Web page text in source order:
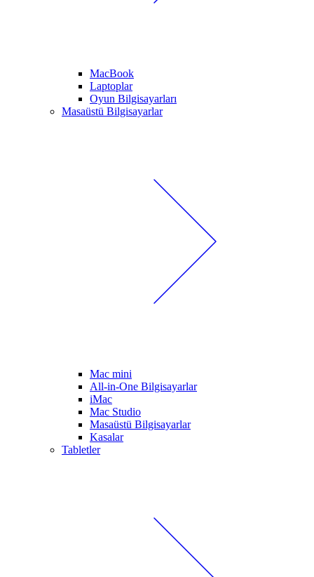
MacBook
Laptoplar
Oyun Bilgisayarları
Masaüstü Bilgisayarlar
Mac mini
All-in-One Bilgisayarlar
iMac
Mac Studio
Masaüstü Bilgisayarlar
Kasalar
Tabletler